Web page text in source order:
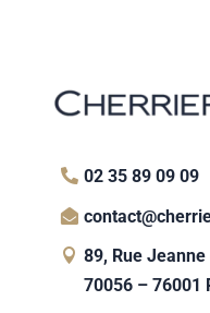
02 35 89 09 09
89, Rue Jeanne
70056 – 76001